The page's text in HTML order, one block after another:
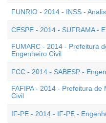
FUNRIO - 2014 - INSS -
CESPE - 2014 - SUFRAMA -
FUMARC - 2014 - Prefeitura
Engenheiro Civil
FCC - 2014 - SABESP -
FAFIPA - 2014 - Prefeitura
Civil
IF-PE - 2014 - IF-PE -